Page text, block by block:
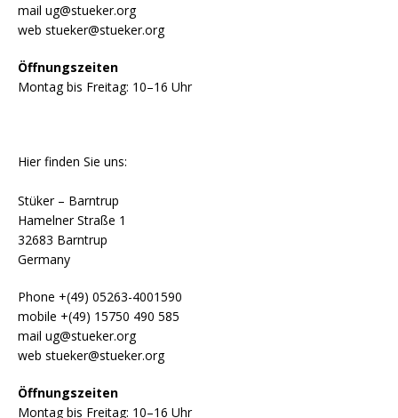
mail ug@stueker.org
web stueker@stueker.org
Öffnungszeiten
Montag bis Freitag: 10–16 Uhr
Hier finden Sie uns:
Stüker – Barntrup
Hamelner Straße 1
32683 Barntrup
Germany
Phone +(49) 05263-4001590
mobile +(49) 15750 490 585
mail ug@stueker.org
web stueker@stueker.org
Öffnungszeiten
Montag bis Freitag: 10–16 Uhr